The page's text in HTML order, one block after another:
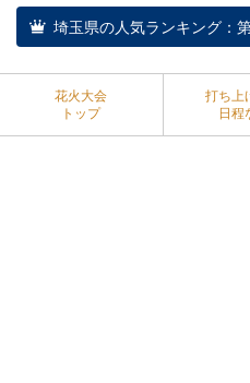
埼玉県の人気ランキング：
花火大会
トップ
打ち上
日程